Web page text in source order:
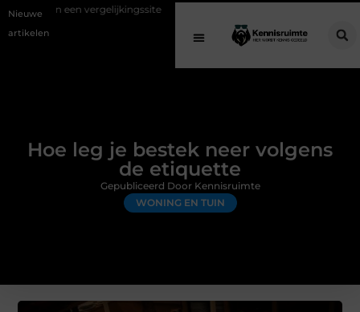
Nieuwe
artikelen
Schenking aan een goed doel: waarom geven
Hoe leg je bestek neer volgens
de etiquette
WONING EN TUIN
Gepubliceerd Door Kennisruimte